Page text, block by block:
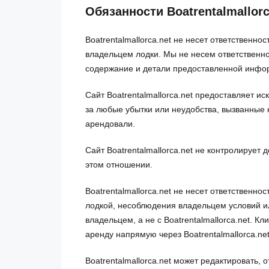
Обязанности
Boatrentalmallorca.net не несет
владельцем лодки. Мы не несем
содержание и детали предоставленной
Сайт Boatrentalmallorca.net предоставляет
за любые убытки или неудобства, вызванные
арендовали.
Сайт Boatrentalmallorca.net не контролирует
этом отношении.
Boatrentalmallorca.net не несет
лодкой, несоблюдения владельцем условий
владельцем, а не с Boatrentalmallorca.net.
аренду напрямую через
Boatrentalmallorca.net может редактировать,